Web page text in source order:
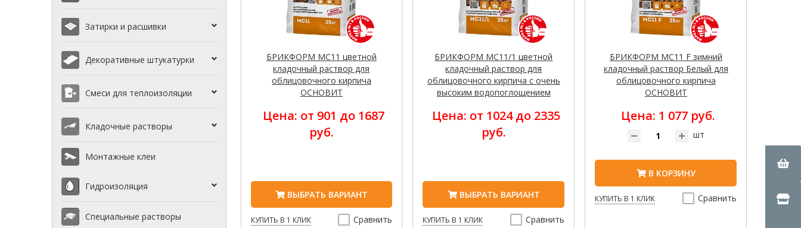
Затирки и расшивки
Декоративные штукатурки
Смеси для теплоизоляции
Кладочные растворы
Монтажные клеи
Гидроизоляция
Специальные растворы
БРИКФОРМ MC11 цветной
кладочный раствор для
облицовочного кирпича
ОСНОВИТ
Цена: от 901 до 1687
руб.
ВЫБРАТЬ ВАРИАНТ
КУПИТЬ В 1 КЛИК Сравнить
БРИКФОРМ MC11/1 цветной
кладочный раствор для
облицовочного кирпича с очень
высоким водопоглощением
Цена: от 1024 до 2335
руб.
ВЫБРАТЬ ВАРИАНТ
КУПИТЬ В 1 КЛИК Сравнить
БРИКФОРМ MC11 F зимний
кладочный раствор Белый для
облицовочного кирпича
ОСНОВИТ
Цена: 1 077 руб.
шт
В КОРЗИНУ
КУПИТЬ В 1 КЛИК Сравнить